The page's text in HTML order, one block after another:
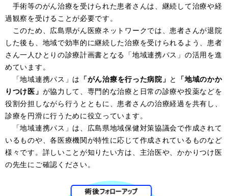
手術等のがん治療を受けられた患者さんは、継続して治療や経
過観察を受けることが必要です。
このため、広島県がん医療ネットワークでは、患者さんが退院
した後も、地域で効率的に継続した治療を受けられるよう、患者
さん一人ひとりの診療計画書となる「地域連携パス」の活用を進
めています。
「地域連携パス」は 「がん治療を行った病院」 と
「地域のかか
りつけ医」 が協力して、専門的な治療と日常の診療や投薬などを
役割分担しながら行うとともに、患者さんの治療経過を共有し、
診療を円滑に行うために役立っています。
「地域連携パス」は、広島県地域保健対策協議会で作成されて
いるものや、各医療機関が特性に応じて作成されているものなど
様々です。詳しいことが知りたい方は、主治医や、かかりつけ医
の先生にご確認ください。